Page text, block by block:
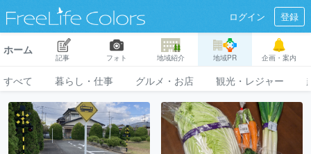
ログイン 登録
ホーム
記事 フォト 地域紹介 地域PR 企画・案内
すべて 暮らし・仕事 グルメ・お店 観光・レジャー